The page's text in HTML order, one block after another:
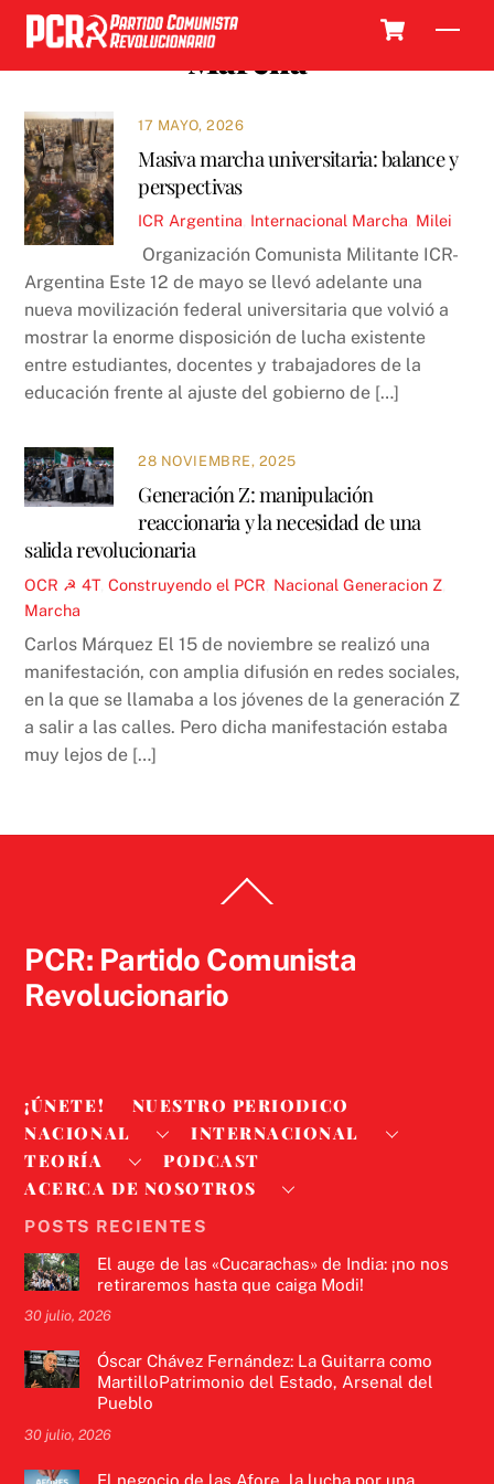
Skip
content
Marcha
17 MAYO, 2026
Masiva marcha universitaria: balance y
perspectivas
ICR Argentina Internacional Marcha Milei
Organización Comunista Militante ICR-
Argentina Este 12 de mayo se llevó adelante una
nueva movilización federal universitaria que volvió a
mostrar la enorme disposición de lucha existente
entre estudiantes, docentes y trabajadores de la
educación frente al ajuste del gobierno de […]
28 NOVIEMBRE, 2025
Generación Z: manipulación
reaccionaria y la necesidad de una
salida revolucionaria
OCR ☭ 4T,Construyendo el PCR Nacional Generacion Z
Marcha
Carlos Márquez El 15 de noviembre se realizó una
manifestación, con amplia difusión en redes sociales,
en la que se llamaba a los jóvenes de la generación Z
a salir a las calles. Pero dicha manifestación estaba
muy lejos de […]
To
PCR: Partido Comunista
Revolucionario
¡ÚNETE!
NUESTRO PERIODICO
NACIONAL
INTERNACIONAL
TEORÍA
PODCAST
ACERCA DE NOSOTROS
POSTS RECIENTES
El auge de las «Cucarachas» de India: ¡no nos
retiraremos hasta que caiga Modi!
30 julio, 2026
Óscar Chávez Fernández: La Guitarra como
MartilloPatrimonio del Estado, Arsenal del
Pueblo
30 julio, 2026
El negocio de las Afore, la lucha por una